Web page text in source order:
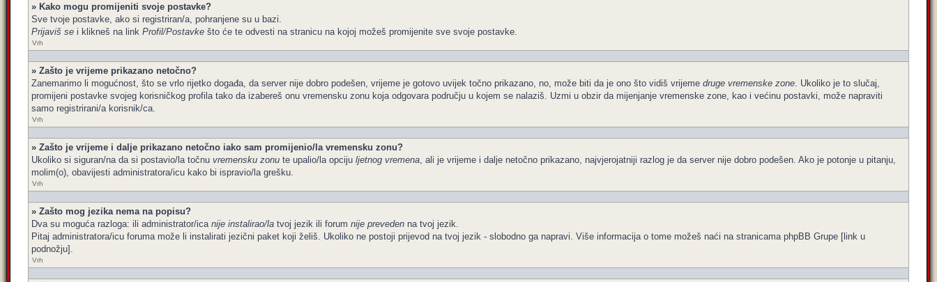
» Kako mogu promijeniti svoje postavke?
Sve tvoje postavke, ako si registriran/a, pohranjene su u bazi.
Prijaviš se i klikneš na link Profil/Postavke što će te odvesti na stranicu na kojoj možeš promijenite sve svoje postavke.
Vrh
» Zašto je vrijeme prikazano netočno?
Zanemarimo li mogućnost, što se vrlo rijetko događa, da server nije dobro podešen, vrijeme je gotovo uvijek točno prikazano, no, može biti da je ono što vidiš vrijeme druge vremenske zone. Ukoliko je to slučaj,
promijeni postavke svojeg korisničkog profila tako da izabereš onu vremensku zonu koja odgovara području u kojem se nalaziš. Uzmi u obzir da mijenjanje vremenske zone, kao i većinu postavki, može napraviti
samo registrirani/a korisnik/ca.
Vrh
» Zašto je vrijeme i dalje prikazano netočno iako sam promijenio/la vremensku zonu?
Ukoliko si siguran/na da si postavio/la točnu vremensku zonu te upalio/la opciju ljetnog vremena, ali je vrijeme i dalje netočno prikazano, najvjerojatniji razlog je da server nije dobro podešen. Ako je potonje u pitanju,
molim(o), obavijesti administratora/icu kako bi ispravio/la grešku.
Vrh
» Zašto mog jezika nema na popisu?
Dva su moguća razloga: ili administrator/ica nije instalirao/la tvoj jezik ili forum nije preveden na tvoj jezik.
Pitaj administratora/icu foruma može li instalirati jezični paket koji želiš. Ukoliko ne postoji prijevod na tvoj jezik - slobodno ga napravi. Više informacija o tome možeš naći na stranicama phpBB Grupe [link u
podnožju].
Vrh